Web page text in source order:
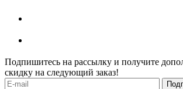
Подпишитесь на рассылку и получите
скидку на следующий заказ!